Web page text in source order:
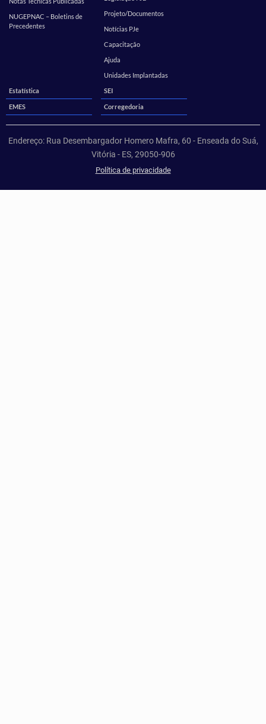
NUGEPNAC – Boletins de
Precedentes
Projeto/Documentos
Notícias PJe
Capacitação
Ajuda
Unidades Implantadas
Estatística
SEI
EMES Corregedoria
Endereço: Rua Desembargador Homero Mafra, 60 - Enseada do Suá,
Vitória - ES, 29050-906
Política de privacidade